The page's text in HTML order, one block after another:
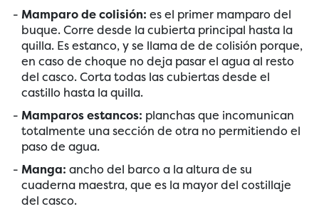
Mamparo de colisión: es el primer mamparo del
buque. Corre desde la cubierta principal hasta la
quilla. Es estanco, y se llama de de colisión porque,
en caso de choque no deja pasar el agua al resto
del casco. Corta todas las cubiertas desde el
castillo hasta la quilla.
Mamparos estancos: planchas que incomunican
totalmente una sección de otra no permitiendo el
paso de agua.
Manga: ancho del barco a la altura de su
cuaderna maestra, que es la mayor del costillaje
del casco.